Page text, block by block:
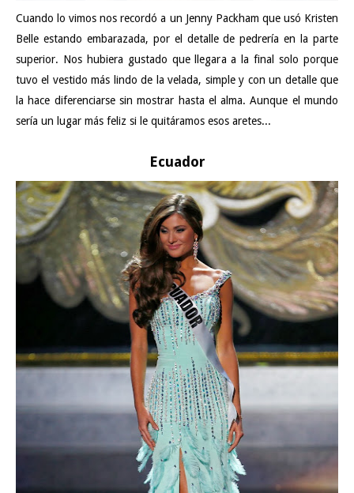
Cuando lo vimos nos recordó a un Jenny Packham que usó Kristen
Belle estando embarazada, por el detalle de pedrería en la parte
superior. Nos hubiera gustado que llegara a la final solo porque
tuvo el vestido más lindo de la velada, simple y con un detalle que
la hace diferenciarse sin mostrar hasta el alma. Aunque el mundo
sería un lugar más feliz si le quitáramos esos aretes...
Ecuador